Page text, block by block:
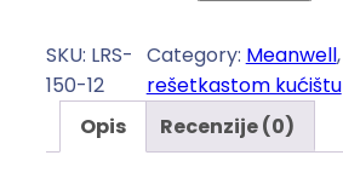
p
a
SKU: LRS-
150-12
Category: Meanwell,
rešetkastom kućištu
Opis
Recenzije (0)